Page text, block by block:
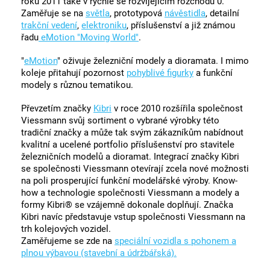
Zaměřuje se na světla, prototypová návěstidla, detailní
trakční vedení, elektroniku, příslušenství a již známou
řadu eMotion "Moving World".
"eMotion" oživuje železniční modely a dioramata. I mimo
koleje přitahují pozornost pohyblivé figurky a funkční
modely s různou tematikou.
Převzetím značky Kibri v roce 2010 rozšířila společnost
Viessmann svůj sortiment o vybrané výrobky této
tradiční značky a může tak svým zákazníkům nabídnout
kvalitní a ucelené portfolio příslušenství pro stavitele
železničních modelů a dioramat. Integrací značky Kibri
se společnosti Viessmann otevírají zcela nové možnosti
na poli prosperující funkční modelářské výroby. Know-
how a technologie společnosti Viessmann a modely a
formy Kibri® se vzájemně dokonale doplňují. Značka
Kibri navíc představuje vstup společnosti Viessmann na
trh kolejových vozidel.
Zaměřujeme se zde na speciální vozidla s pohonem a
plnou výbavou (stavební a údržbářská).